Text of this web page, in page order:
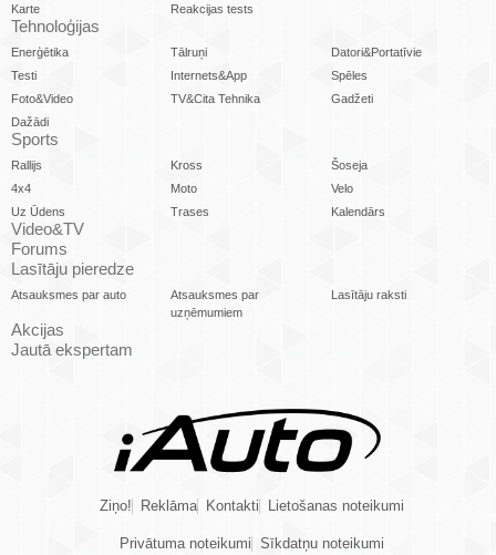
Karte
Reakcijas tests
Tehnoloģijas
Enerģētika Tālruņi
Datori&Portatīvie
Testi
Internets&App
Spēles
Foto&Video
TV&Cita Tehnika
Gadžeti
Dažādi
Sports
Rallijs Kross
Šoseja
4x4
Moto
Velo
Uz Ūdens
Trases Kalendārs
Video&TV
Forums
Lasītāju pieredze
Atsauksmes par auto
Atsauksmes par
uzņēmumiem
Lasītāju raksti
Akcijas
Jautā ekspertam
Ziņo! Reklāma Kontakti Lietošanas noteikumi
Privātuma noteikumi Sīkdatņu noteikumi